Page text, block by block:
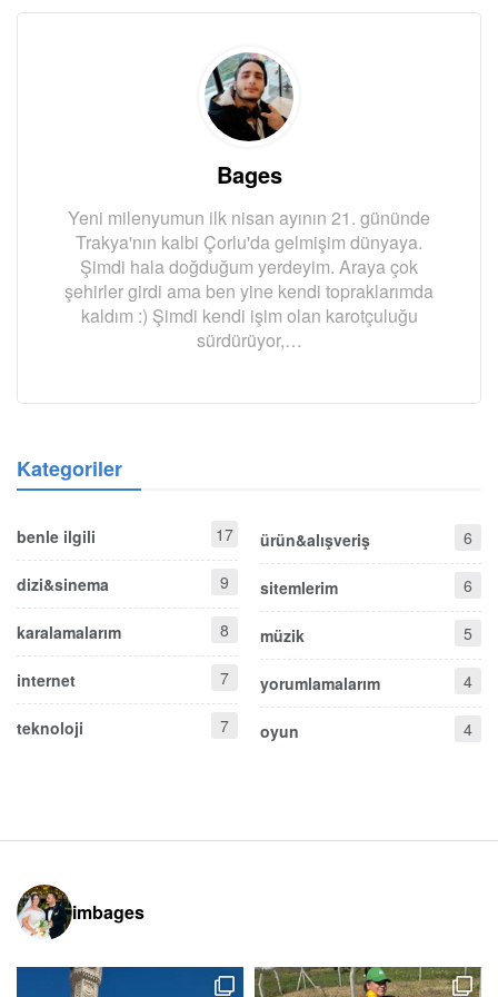
Bages
Yeni milenyumun ilk nisan ayının 21. gününde
Trakya'nın kalbi Çorlu'da gelmişim dünyaya.
Şimdi hala doğduğum yerdeyim. Araya çok
şehirler girdi ama ben yine kendi topraklarımda
kaldım :) Şimdi kendi işim olan karotçuluğu
sürdürüyor,…
Kategoriler
benle ilgili 17
dizi&sinema 9
karalamalarım 8
internet 7
teknoloji 7
ürün&alışveriş 6
sitemlerim 6
müzik 5
yorumlamalarım 4
oyun 4
imbages